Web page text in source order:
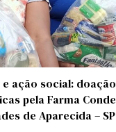
ação social: doação
pela Farma Conde
de Aparecida – SP